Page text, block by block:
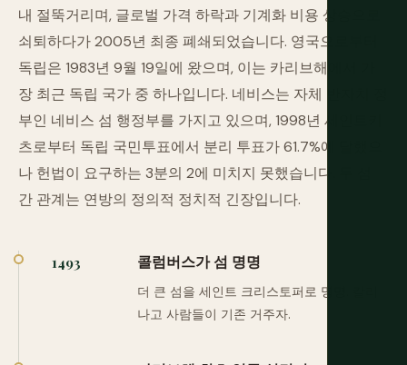
내 절뚝거리며, 글로벌 가격 하락과 기계화 비용 상승으로
쇠퇴하다가 2005년 최종 폐쇄되었습니다. 영국으로부터
독립은 1983년 9월 19일에 왔으며, 이는 카리브해에서 가
장 최근 독립 국가 중 하나입니다. 네비스는 자체 반자치 정
부인 네비스 섬 행정부를 가지고 있으며, 1998년 세인트키
츠로부터 독립 국민투표에서 분리 투표가 61.7%에 달했으
나 헌법이 요구하는 3분의 2에 미치지 못했습니다. 두 섬
간 관계는 연방의 정의적 정치적 긴장입니다.
1493 콜럼버스가 섬 명명
더 큰 섬을 세인트 크리스토퍼로 명명. 칼리
나고 사람들이 기존 거주자.